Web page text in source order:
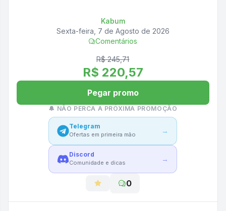
Kabum
Sexta-feira, 7 de Agosto de 2026
Comentários
R$ 245,71
R$ 220,57
Pegar promo
🔔 NÃO PERCA A PRÓXIMA PROMOÇÃO
Telegram
Ofertas em primeira mão →
Discord
Comunidade e dicas →
0